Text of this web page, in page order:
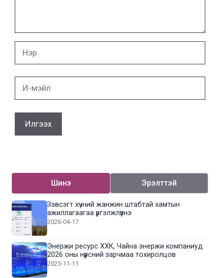
Шинэ Эрэлттэй
Зэвсэгт хүчний жанжин штабтай хамтын
ажиллагаагаа үргэлжлүүлнэ
2026-04-17
Энержи ресурс ХХК, Чайна энержи компаниуд
2026 оны нүүрсний зарчмаа тохиролцов
2025-11-11